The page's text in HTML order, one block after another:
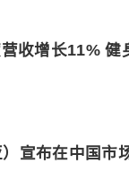
收增长11% 健
宣布在中国市